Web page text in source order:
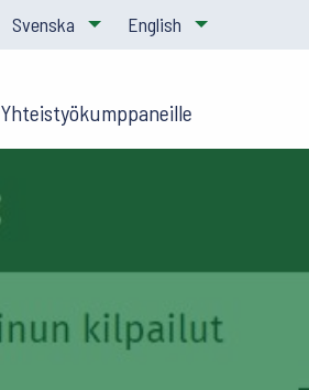
Svenska English
Yhteistyökumppaneille